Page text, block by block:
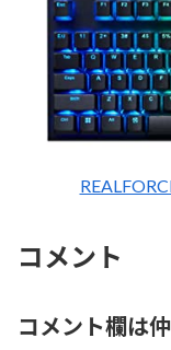
コメント
コメント欄は